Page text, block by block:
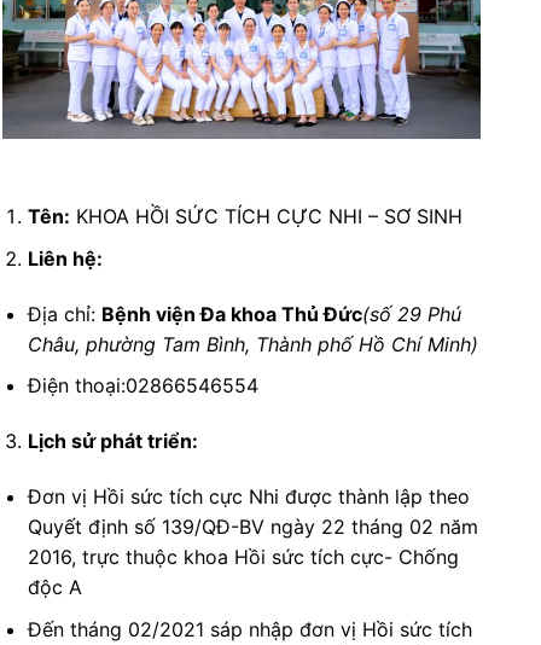
Tên: KHOA HỒI SỨC TÍCH CỰC NHI – SƠ SINH
Liên hệ:
Địa chỉ: Bệnh viện Đa khoa Thủ Đức(số 29 Phú
Châu, phường Tam Bình, Thành phố Hồ Chí Minh)
Điện thoại:02866546554
Lịch sử phát triển:
Đơn vị Hồi sức tích cực Nhi được thành lập theo
Quyết định số 139/QĐ-BV ngày 22 tháng 02 năm
2016, trực thuộc khoa Hồi sức tích cực- Chống
độc A
Đến tháng 02/2021 sáp nhập đơn vị Hồi sức tích